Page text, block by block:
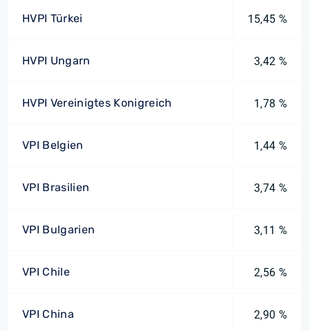
HVPI Türkei 15,45 %
HVPI Ungarn 3,42 %
HVPI Vereinigtes Konigreich 1,78 %
VPI Belgien 1,44 %
VPI Brasilien 3,74 %
VPI Bulgarien 3,11 %
VPI Chile 2,56 %
VPI China 2,90 %